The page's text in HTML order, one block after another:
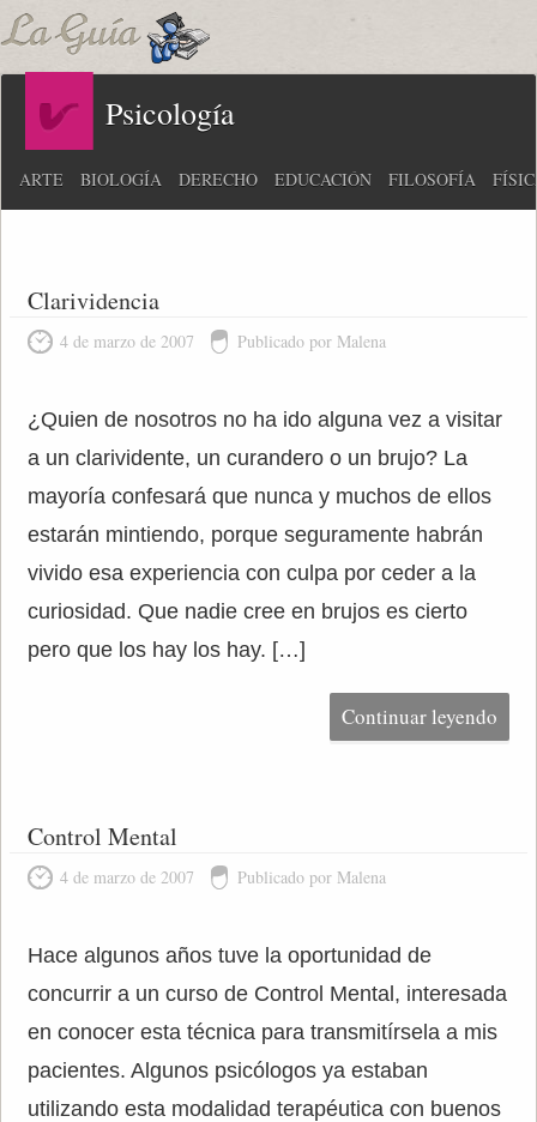
Psicología
ARTE BIOLOGÍA DERECHO EDUCACIÓN FILOSOFÍA
Clarividencia
4 de marzo de 2007 Publicado por Malena
¿Quien de nosotros no ha ido alguna vez a visitar
a un clarividente, un curandero o un brujo? La
mayoría confesará que nunca y muchos de ellos
estarán mintiendo, porque seguramente habrán
vivido esa experiencia con culpa por ceder a la
curiosidad. Que nadie cree en brujos es cierto
pero que los hay los hay. […]
Continuar leyendo
Control Mental
4 de marzo de 2007 Publicado por Malena
Hace algunos años tuve la oportunidad de
concurrir a un curso de Control Mental, interesada
en conocer esta técnica para transmitírsela a mis
pacientes. Algunos psicólogos ya estaban
utilizando esta modalidad terapéutica con buenos